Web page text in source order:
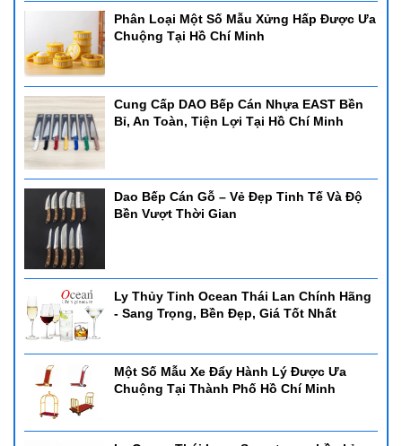
Phân Loại Một Số Mẫu Xửng Hấp Được Ưa
Chuộng Tại Hồ Chí Minh
Cung Cấp DAO Bếp Cán Nhựa EAST Bền
Bỉ, An Toàn, Tiện Lợi Tại Hồ Chí Minh
Dao Bếp Cán Gỗ – Vẻ Đẹp Tinh Tế Và Độ
Bền Vượt Thời Gian
Ly Thủy Tinh Ocean Thái Lan Chính Hãng
- Sang Trọng, Bền Đẹp, Giá Tốt Nhất
Một Số Mẫu Xe Đẩy Hành Lý Được Ưa
Chuộng Tại Thành Phố Hồ Chí Minh